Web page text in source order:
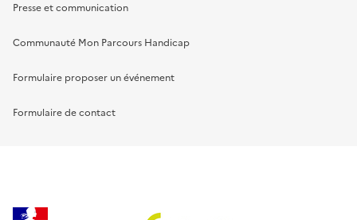
Presse et communication
Communauté Mon Parcours Handicap
Formulaire proposer un événement
Formulaire de contact